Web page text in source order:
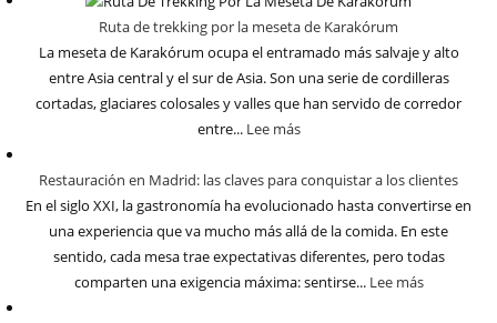
Ruta de trekking por la meseta de Karakórum
La meseta de Karakórum ocupa el entramado más salvaje y alto
entre Asia central y el sur de Asia. Son una serie de cordilleras
cortadas, glaciares colosales y valles que han servido de corredor
entre... Lee más
Restauración en Madrid: las claves para conquistar a los clientes
En el siglo XXI, la gastronomía ha evolucionado hasta convertirse en
una experiencia que va mucho más allá de la comida. En este
sentido, cada mesa trae expectativas diferentes, pero todas
comparten una exigencia máxima: sentirse... Lee más